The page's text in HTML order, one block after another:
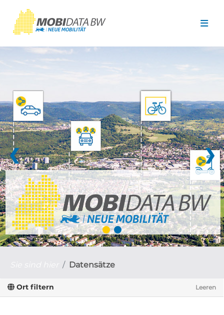
❮ ❯
Datensätze
Ort filtern Leeren